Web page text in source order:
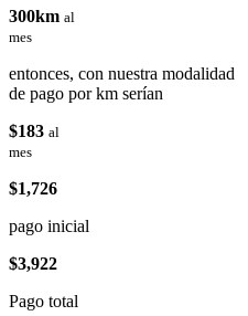
300km al
mes
entonces, con nuestra modalidad
de pago por km serían
$183 al
mes
$1,726
pago inicial
$3,922
Pago total